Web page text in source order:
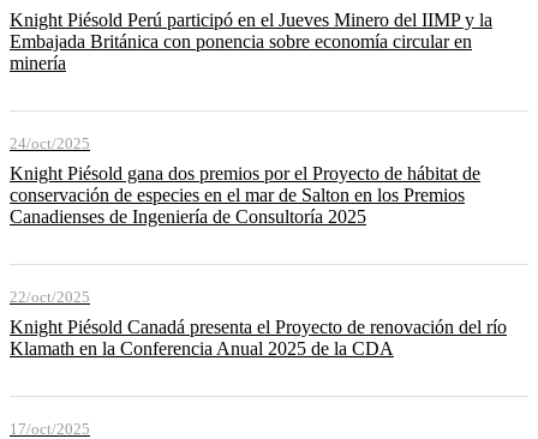
Knight Piésold Perú participó en el Jueves Minero del IIMP y la
Embajada Británica con ponencia sobre economía circular en
minería
24/oct/2025
Knight Piésold gana dos premios por el Proyecto de hábitat de
conservación de especies en el mar de Salton en los Premios
Canadienses de Ingeniería de Consultoría 2025
22/oct/2025
Knight Piésold Canadá presenta el Proyecto de renovación del río
Klamath en la Conferencia Anual 2025 de la CDA
17/oct/2025